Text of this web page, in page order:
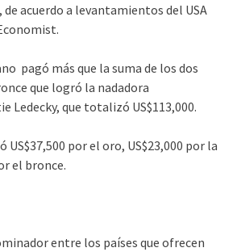
de acuerdo a levantamientos del USA
pagó más que la suma de los dos
que logró la nadadora
Ledecky, que totalizó US$113,000.
US$37,500 por el oro, US$23,000 por la
el bronce.
entre los países que ofrecen